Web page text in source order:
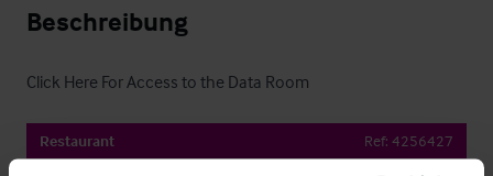
Beschreibung
Click Here For Access to the Data Room
Restaurant Ref: 4256427